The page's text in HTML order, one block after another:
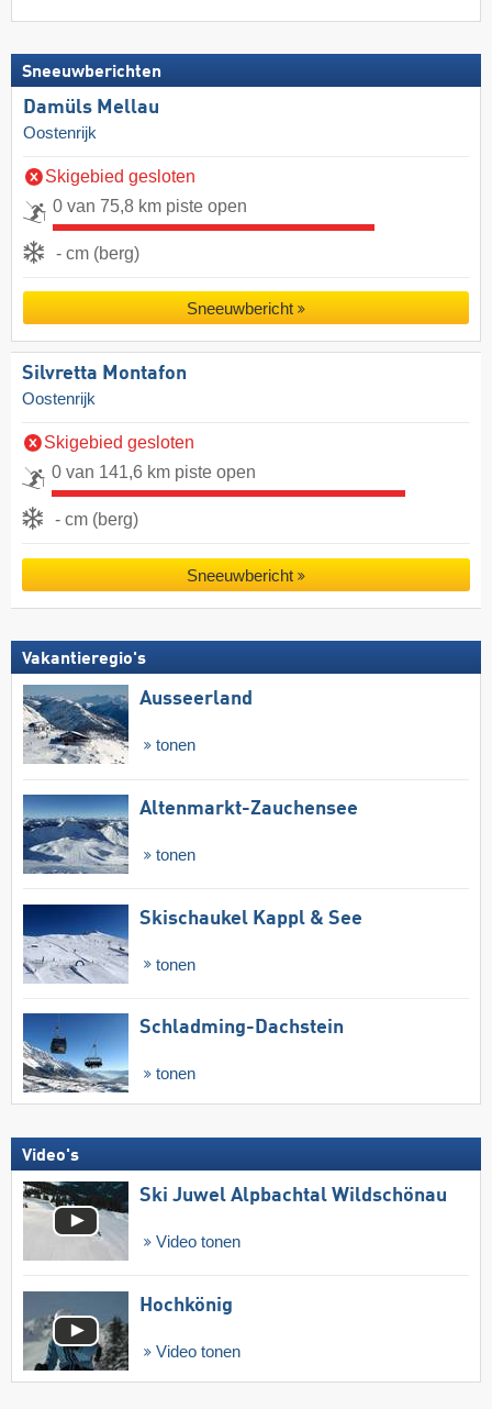
Sneeuwberichten
Damüls Mellau
Oostenrijk
Skigebied gesloten
0 van 75,8 km piste open
- cm (berg)
Sneeuwbericht
Silvretta Montafon
Oostenrijk
Skigebied gesloten
0 van 141,6 km piste open
- cm (berg)
Sneeuwbericht
Vakantieregio's
Ausseerland
tonen
Altenmarkt-Zauchensee
tonen
Skischaukel Kappl & See
tonen
Schladming-Dachstein
tonen
Video's
Ski Juwel Alpbachtal Wildschönau
Video tonen
Hochkönig
Video tonen